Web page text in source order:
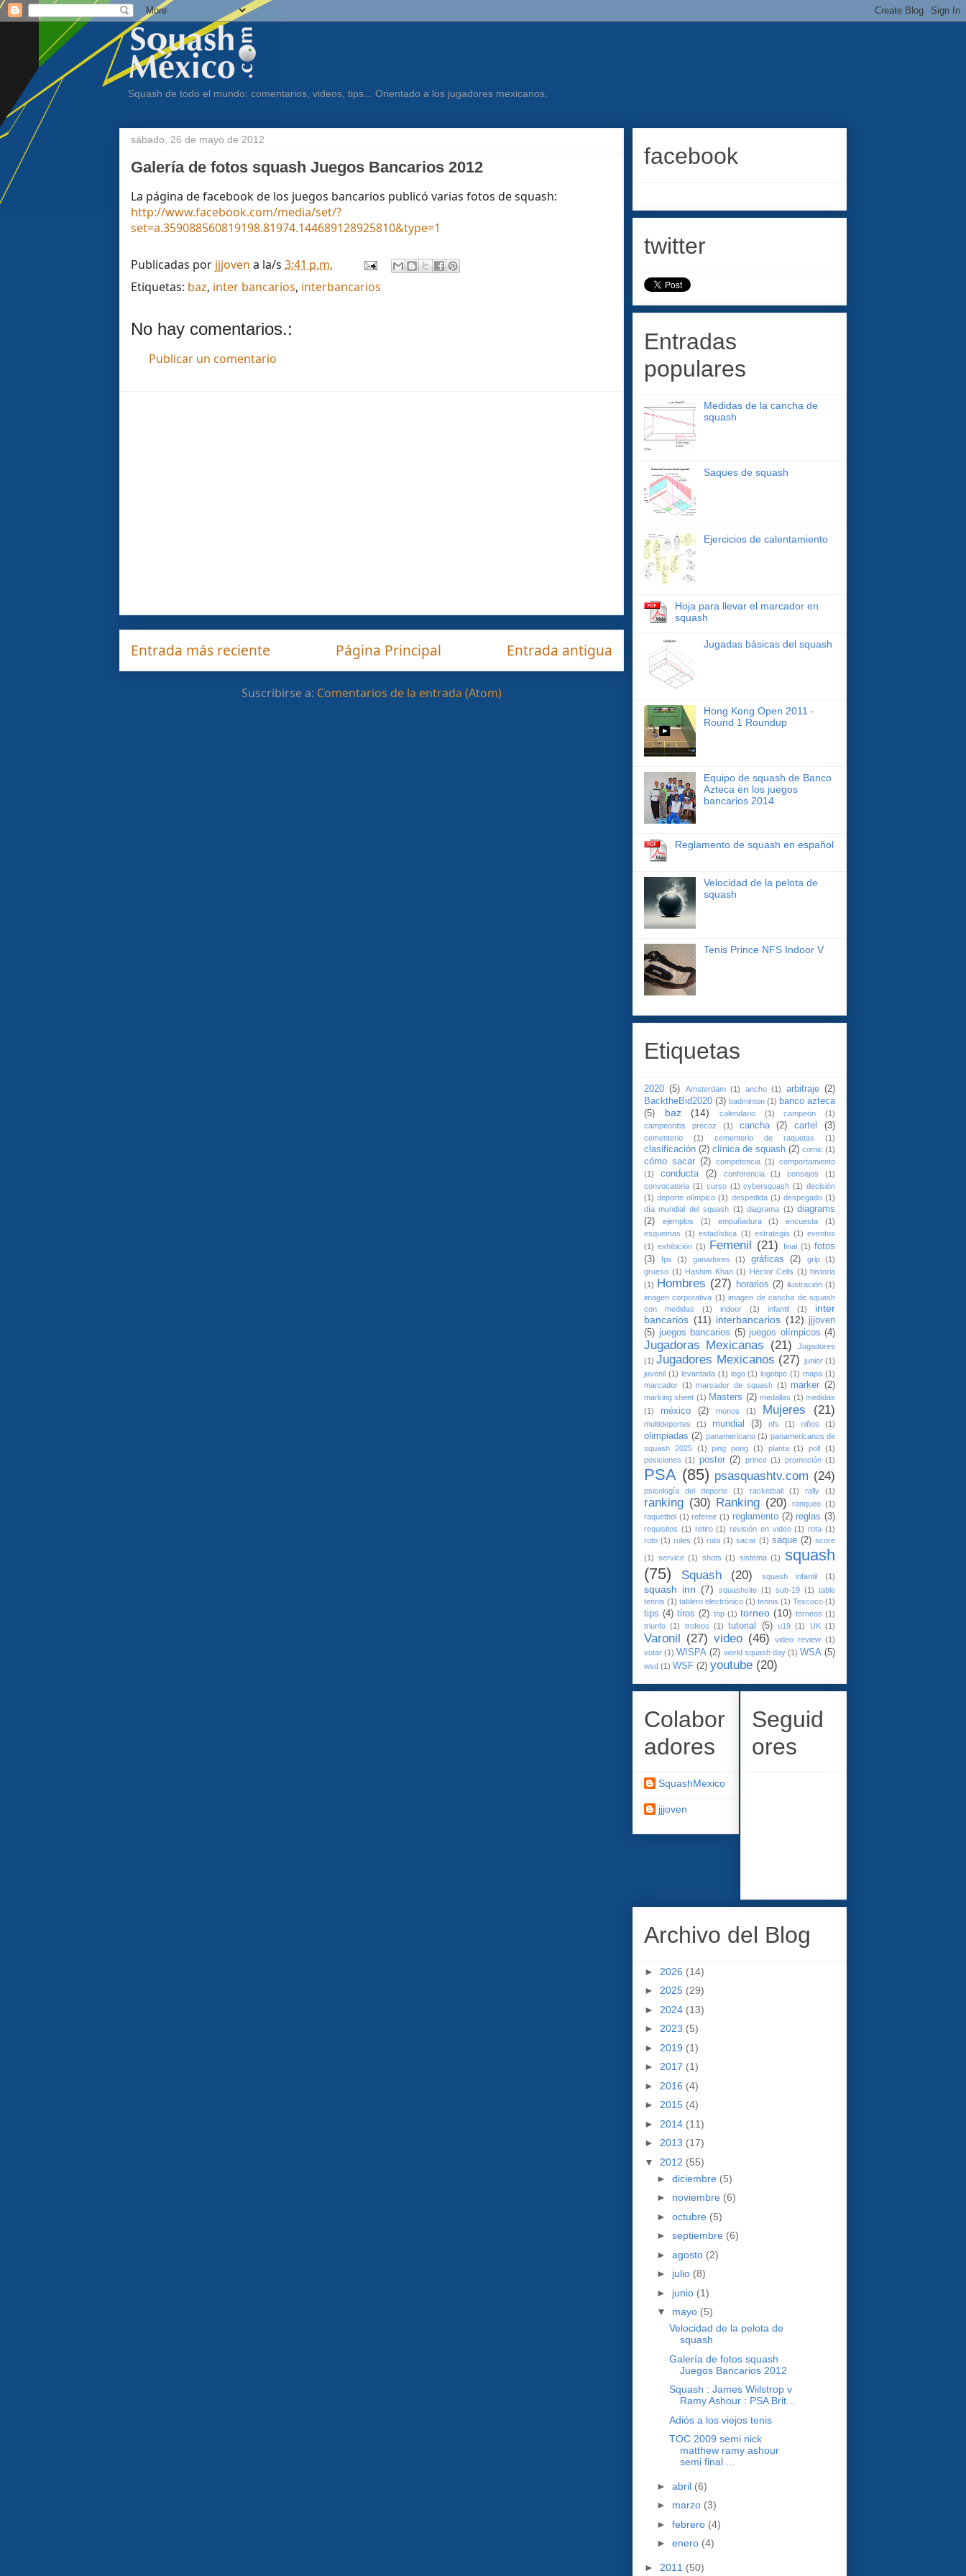
Squash de todo el mundo: comentarios, videos, tips... Orientado a los jugadores mexicanos.
sábado, 26 de mayo de 2012
Galería de fotos squash Juegos Bancarios 2012
La página de facebook de los juegos bancarios publicó varias fotos de squash:
http://www.facebook.com/media/set/?
set=a.359088560819198.81974.144689128925810&type=1
Publicadas por jjjoven a la/s 3:41 p.m.
Etiquetas: baz, inter bancarios, interbancarios
No hay comentarios.:
Publicar un comentario
Entrada más reciente Entrada antigua
Página Principal
Suscribirse a: Comentarios de la entrada (Atom)
facebook
twitter
Entradas
populares
Medidas de la cancha de
squash
Saques de squash
Ejercicios de calentamiento
Hoja para llevar el marcador en
squash
Jugadas básicas del squash
Hong Kong Open 2011 -
Round 1 Roundup
Equipo de squash de Banco
Azteca en los juegos
bancarios 2014
Reglamento de squash en español
Velocidad de la pelota de
squash
Tenis Prince NFS Indoor V
Etiquetas
2020 (5) Amsterdam (1) ancho (1) arbitraje (2)
BacktheBid2020 (3) badminton (1) banco azteca
(5)
baz (14) calendario (1) campeón
(1)
campeonitis precoz
(1) cancha (2) cartel (3)
cementerio (1) cementerio de raquetas (1)
clasificación (2) clínica de squash (2) comic (1)
cómo sacar (2) competencia (1) comportamiento
(1)
conducta (2) conferencia (1) consejos
(1)
convocatoria (1) curso (1) cybersquash (1) decisión
(1) deporte olímpico (1) despedida (1) despegado (1)
día mundial del squash (1) diagrama (1) diagrams
(2)
ejemplos (1) empuñadura (1) encuesta
(1)
esquemas (1) estadística (1) estrategia (1) eventos
(1) exhibición (1) Femenil (21) final (1) fotos
(3)
fps (1) ganadores (1) gráficas (2) grip
(1)
grueso (1) Hashim Khan (1) Héctor Celis (1) historia
(1) Hombres (27) horarios (2) ilustración (1)
imagen corporativa (1) imagen de cancha de squash
con medidas
(1) indoor (1) infantil (1)
inter
bancarios (11) interbancarios (12) jjjoven
(5) juegos bancarios (5) juegos olímpicos (4)
Jugadoras Mexicanas (21)
Jugadores
(1) Jugadores Mexicanos (27) junior (1)
juvenil (1) levantada (1) logo (1) logotipo (1) mapa (1)
marcador (1) marcador de squash (1) marker (2)
marking sheet (1) Masters (2) medallas (1) medidas
(1)
méxico (2) monos (1) Mujeres (21)
multideportes (1) mundial (3) nfs (1) niños (1)
olimpiadas (2) panamericano (1) panamericanos de
squash 2025
(1) ping pong (1) planta (1) poll (1)
posiciones (1) poster (2) prince (1) promoción (1)
PSA (85) psasquashtv.com (24)
psicología del deporte (1) racketball (1) rally (1)
ranking (30) Ranking (20) ranqueo (1)
raquetbol (1) referee (1) reglamento (2) reglas (3)
requisitos (1) retiro (1) revisión en video (1) rota (1)
roto (1) rules (1) ruta (1) sacar (1) saque (2) score
(1) service (1) shots (1) sistema (1) squash
(75)
Squash (20) squash infantil (1)
squash inn (7) squashsite (1) sub-19 (1) table
tennis (1) tablero electrónico (1) tennis (1) Texcoco (1)
tips (4) tiros (2) top (1) torneo (10) torneos (1)
triunfo (1) trofeos (1) tutorial (5) u19 (1) UK (1)
Varonil (27) video (46) video review (1)
votar (1) WISPA (2) world squash day (1) WSA (5)
wsd (1) WSF (2) youtube (20)
Colabor
adores
SquashMexico
jjjoven
Seguid
ores
Archivo del Blog
► 2026 (14)
► 2025 (29)
► 2024 (13)
► 2023 (5)
► 2019 (1)
► 2017 (1)
► 2016 (4)
► 2015 (4)
► 2014 (11)
► 2013 (17)
▼ 2012 (55)
► diciembre (5)
► noviembre (6)
► octubre (5)
► septiembre (6)
► agosto (2)
► julio (8)
► junio (1)
▼ mayo (5)
Velocidad de la pelota de
squash
Galería de fotos squash
Juegos Bancarios 2012
‪Squash : James Wiilstrop v
Ramy Ashour : PSA Brit...
Adiós a los viejos tenis
TOC 2009 semi nick
matthew ramy ashour
semi final ...
► abril (6)
► marzo (3)
► febrero (4)
► enero (4)
► 2011 (50)